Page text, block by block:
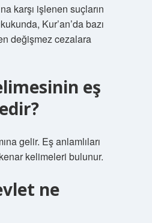
karşı işlenen suçların
Kur’an’da bazı
değişmez cezalara
eş
gelir. Eş anlamlıları
kelimeleri bulunur.
ne